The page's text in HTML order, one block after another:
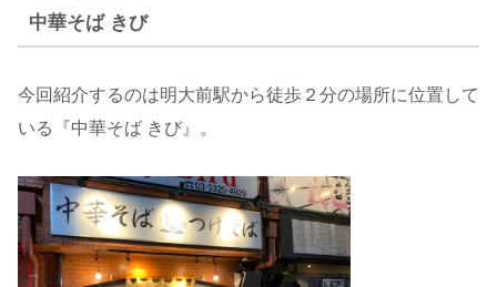
中華そば きび
今回紹介するのは明大前駅から徒歩２分の場所に位置して
いる『中華そば きび』。